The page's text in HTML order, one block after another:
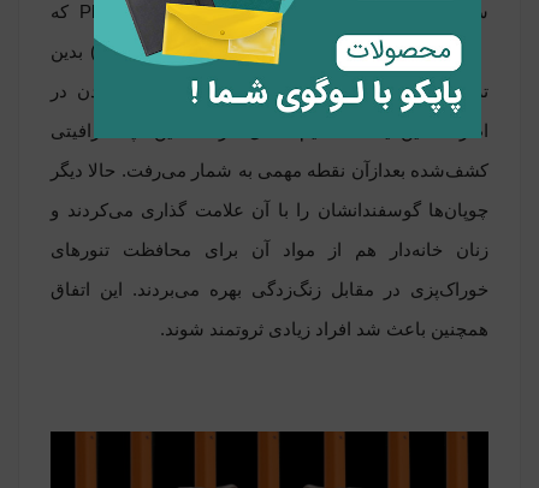
سیاه این تپه احتمالاً نوعی سرب است (Plumbago که
معادل lead در لاتین است و معنای سرب می دهد.) بدین
ترتیب بهره‌برداری آغاز شد و صنعت استخراج معدن در
اطراف این یافته عظیم شکل گرفت. این تپه گرافیتی
کشف‌شده بعدازآن نقطه مهمی به شمار می‌رفت. حالا دیگر
چوپان‌ها گوسفندانشان را با آن علامت گذاری می‌کردند و
زنان خانه‌دار هم از مواد آن برای محافظت تنورهای
خوراک‌پزی در مقابل زنگ‌زدگی بهره می‌بردند. این اتفاق
همچنین باعث شد افراد زیادی ثروتمند شوند.